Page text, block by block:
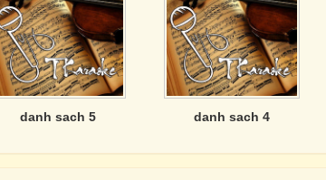
danh sach 5 danh sach 4